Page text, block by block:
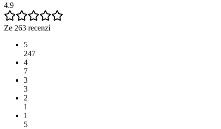
4.9
Ze 263 recenzí
5
247
4
7
3
3
2
1
1
5